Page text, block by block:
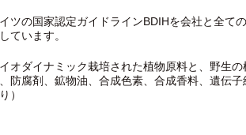
イツの国家認定ガイドラインBDIHを会社と全て
ています。
オダイナミック栽培された植物原料と、野生
防腐剤、鉱物油、合成色素、合成香料、遺伝
）